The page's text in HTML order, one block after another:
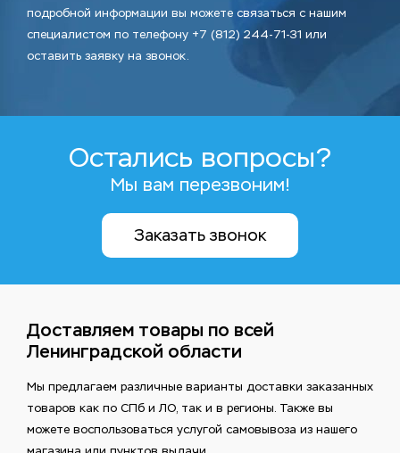
подробной информации вы можете связаться с нашим
специалистом по телефону +7 (812) 244-71-31 или
оставить заявку на звонок.
Остались вопросы?
Мы вам перезвоним!
Заказать звонок
Доставляем товары по всей
Ленинградской области
Мы предлагаем различные варианты доставки заказанных
товаров как по СПб и ЛО, так и в регионы. Также вы
можете воспользоваться услугой самовывоза из нашего